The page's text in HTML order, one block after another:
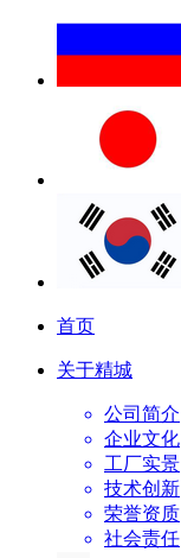
首页
关于精城
公司简介
企业文化
工厂实景
技术创新
荣誉资质
社会责任